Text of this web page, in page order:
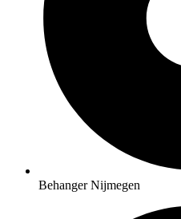
Behanger Nijmegen